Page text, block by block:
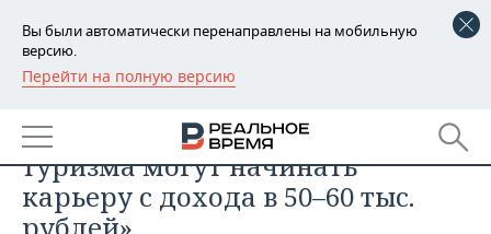
Вы были автоматически перенаправлены на мобильную
версию.
Перейти на полную версию
РЕГИОНЫ
БАШКОРТОСТАН
ТАТАРСТАН
УДМУРТИЯ
НОВОСТИ
АНАЛИТИКА
НОВОСТИ АНАЛИТИКИ
ЭКОНОМИКА
«Специалисты сервиса и
туризма могут начинать
карьеру с дохода в 50–60 тыс.